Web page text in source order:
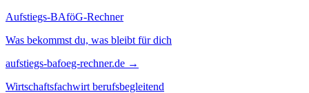
Aufstiegs-BAföG-Rechner
Was bekommst du, was bleibt für dich
aufstiegs-bafoeg-rechner.de →
Wirtschaftsfachwirt berufsbegleitend